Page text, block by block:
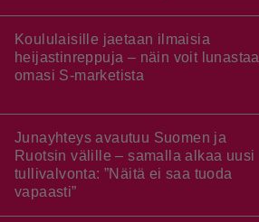
Koululaisille jaetaan ilmaisia
heijastinreppuja – näin voit lunastaa
omasi S-marketista
Junayhteys avautuu Suomen ja
Ruotsin välille – samalla alkaa uusi
tullivalvonta: ”Näitä ei saa tuoda
vapaasti”